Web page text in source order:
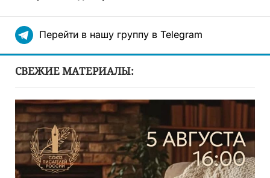
Перейти в нашу группу в Telegram
СВЕЖИЕ МАТЕРИАЛЫ: